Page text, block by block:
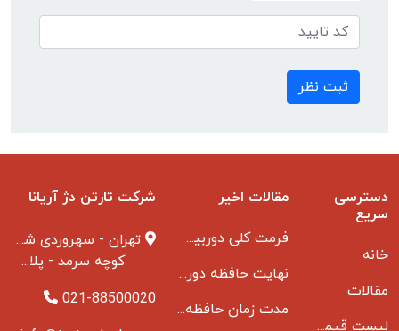
ثبت نظر
دسترسی
سریع
خانه
مقالات
لیست قیمت دوربین مداربسته
مقالات اخیر
فرمت کلی دوربین مدار بسته
نهایت حافظه دوربین مدار بسته
مدت زمان حافظه دوربین مداربسته بانکها
شرکت تارتن دژ آریانا
تهران - سهروردی شمالی
کوچه سرمد - پلاک ۱ - طبقه ۳
021-88500020